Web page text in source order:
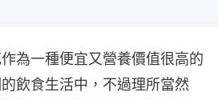
為一種便宜又營養價值很高的
飲食生活中，不過理所當然